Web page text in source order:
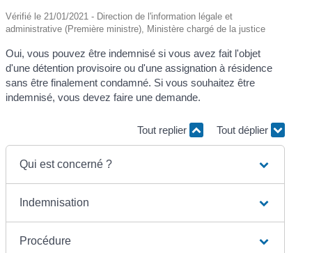
Vérifié le 21/01/2021 - Direction de l'information légale et
administrative (Première ministre), Ministère chargé de la justice
Oui, vous pouvez être indemnisé si vous avez fait l'objet
d'une détention provisoire ou d'une assignation à résidence
sans être finalement condamné. Si vous souhaitez être
indemnisé, vous devez faire une demande.
Tout replier Tout déplier
Qui est concerné ?
Indemnisation
Procédure